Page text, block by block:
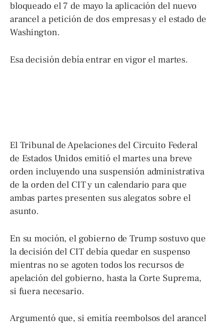
bloqueado el 7 de mayo la aplicación del nuevo
arancel a petición de dos empresas y el estado de
Washington.
Esa decisión debía entrar en vigor el martes.
El Tribunal de Apelaciones del Circuito Federal
de Estados Unidos emitió el martes una breve
orden incluyendo una suspensión administrativa
de la orden del CIT y un calendario para que
ambas partes presenten sus alegatos sobre el
asunto.
En su moción, el gobierno de Trump sostuvo que
la decisión del CIT debía quedar en suspenso
mientras no se agoten todos los recursos de
apelación del gobierno, hasta la Corte Suprema,
si fuera necesario.
Argumentó que, si emitía reembolsos del arancel